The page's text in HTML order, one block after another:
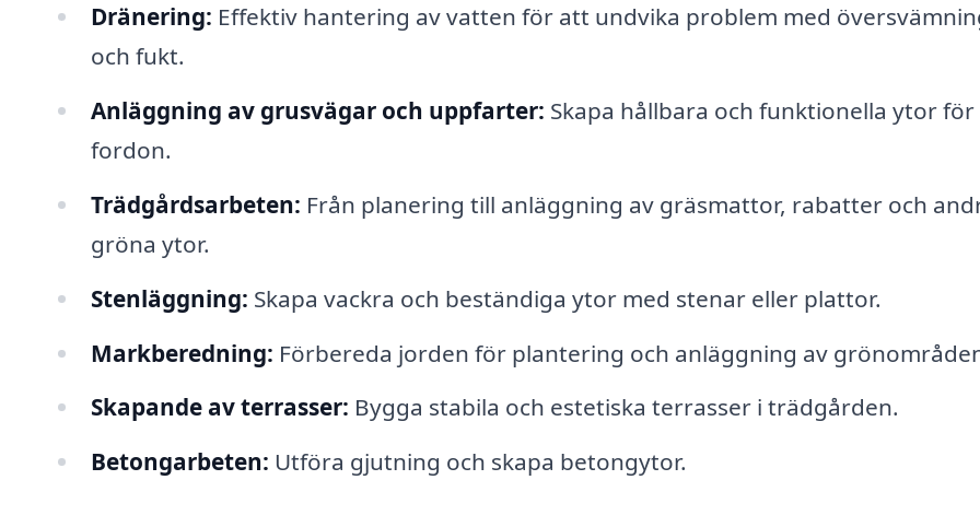
Dränering: Effektiv hantering av vatten för att undvika problem med
och fukt.
Anläggning av grusvägar och uppfarter: Skapa hållbara och funktionella ytor för
fordon.
Trädgårdsarbeten: Från planering till anläggning av gräsmattor, rabatter och
gröna ytor.
Stenläggning: Skapa vackra och beständiga ytor med stenar eller plattor.
Markberedning: Förbereda jorden för plantering och anläggning av
Skapande av terrasser: Bygga stabila och estetiska terrasser i trädgården.
Betongarbeten: Utföra gjutning och skapa betongytor.